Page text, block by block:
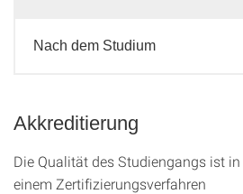
Nach dem Studium
Akkreditierung
Die Qualität des Studien­gangs ist in
einem Zer­ti­fizier­ungs­ver­fahren